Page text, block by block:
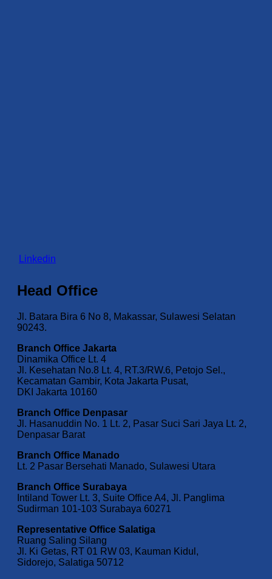
Linkedin
Head Office
Jl. Batara Bira 6 No 8, Makassar, Sulawesi Selatan
90243.
Branch Office Jakarta
Dinamika Office Lt. 4
Jl. Kesehatan No.8 Lt. 4, RT.3/RW.6, Petojo Sel.,
Kecamatan Gambir, Kota Jakarta Pusat,
DKI Jakarta 10160
Branch Office Denpasar
Jl. Hasanuddin No. 1 Lt. 2, Pasar Suci Sari Jaya Lt. 2,
Denpasar Barat
Branch Office Manado
Lt. 2 Pasar Bersehati Manado, Sulawesi Utara
Branch Office Surabaya
Intiland Tower Lt. 3, Suite Office A4, Jl. Panglima
Sudirman 101-103 Surabaya 60271
Representative Office Salatiga
Ruang Saling Silang
Jl. Ki Getas, RT 01 RW 03, Kauman Kidul,
Sidorejo, Salatiga 50712